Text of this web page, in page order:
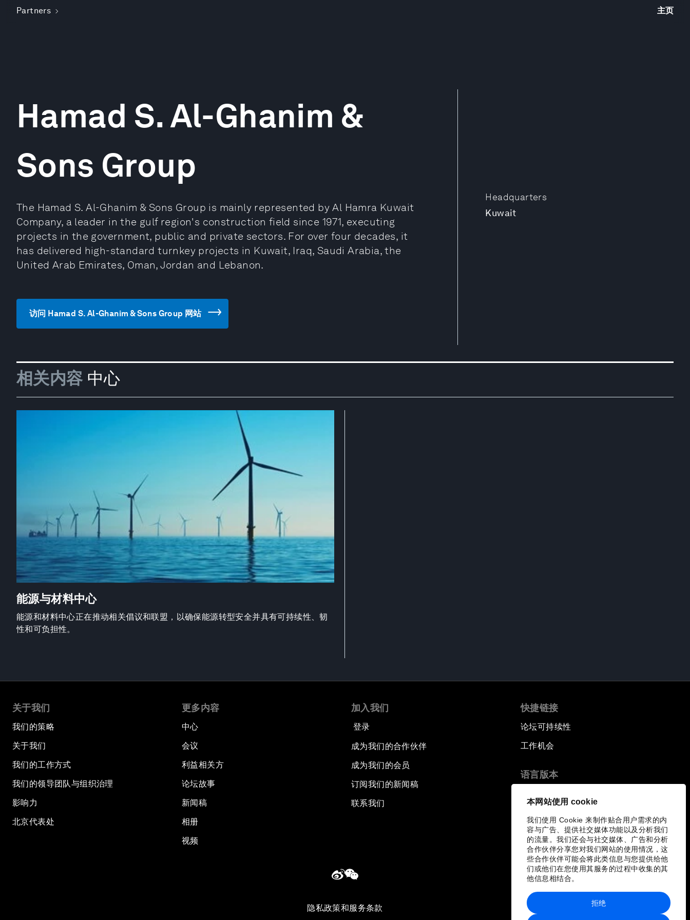
本网站使用 cookie
我们使用 Cookie 来制作贴合用户需求的内
容与广告、提供社交媒体功能以及分析我们
的流量。我们还会与社交媒体、广告和分析
合作伙伴分享您对我们网站的使用情况，这
些合作伙伴可能会将此类信息与您提供给他
们或他们在您使用其服务的过程中收集的其
他信息相结合。
拒绝
Partners 主页
Headquarters
Kuwait
Hamad S. Al-Ghanim &
Sons Group
The Hamad S. Al-Ghanim & Sons Group is mainly represented by Al Hamra Kuwait
Company, a leader in the gulf region's construction field since 1971, executing
projects in the government, public and private sectors. For over four decades, it
has delivered high-standard turnkey projects in Kuwait, Iraq, Saudi Arabia, the
United Arab Emirates, Oman, Jordan and Lebanon.
访问 Hamad S. Al-Ghanim & Sons Group 网站
相关内容 中心
能源与材料中心
能源和材料中心正在推动相关倡议和联盟，以确保能源转型安全并具有可持续性、韧
性和可负担性。
关于我们
我们的策略
关于我们
我们的工作方式
我们的领导团队与组织治理
影响力
北京代表处
更多内容
中心
会议
利益相关方
论坛故事
新闻稿
相册
视频
加入我们
登录
成为我们的合作伙伴
成为我们的会员
订阅我们的新闻稿
联系我们
快捷链接
论坛可持续性
工作机会
语言版本
隐私政策和服务条款